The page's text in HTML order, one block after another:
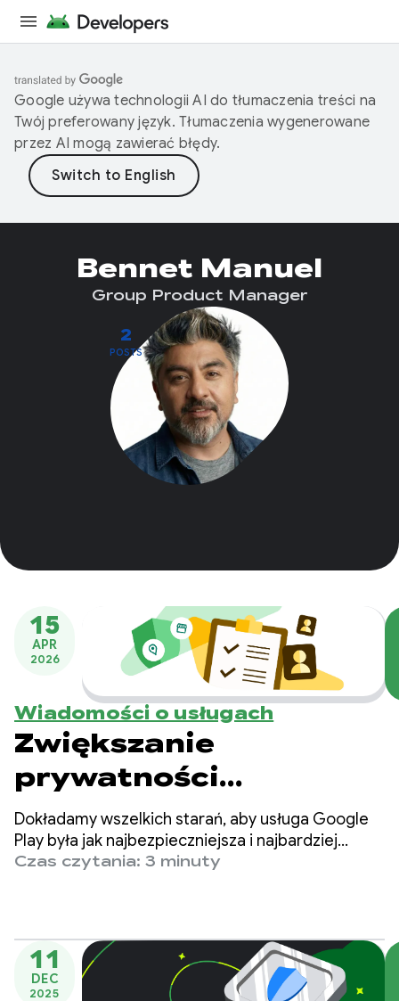
Google używa technologii AI do tłumaczenia treści na
Twój preferowany język. Tłumaczenia wygenerowane
przez AI mogą zawierać błędy.
2
POSTS
Bennet Manuel
Group Product Manager
15
APR
2026
Wiadomości o usługach
Zwiększanie
prywatności
użytkowników i
ochrony firm dzięki
zaktualizowanym
Dokładamy wszelkich starań, aby usługa Google
Play była jak najbezpieczniejsza i najbardziej
godna zaufania. Ogłaszamy dziś wprowadzenie
Czas czytania: 3 minuty
11
DEC
2025